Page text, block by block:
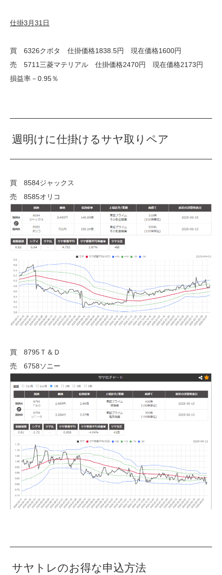
仕掛3月31日
買 6326クボタ 仕掛価格1838.5円 現在価格1600円
売 5711三菱マテリアル 仕掛価格2470円 現在価格2173円
損益率－0.95％
週明けに仕掛けるサヤ取りペア
買 8584ジャックス
売 8585オリコ
買 8795Ｔ＆Ｄ
売 6758ソニー
サヤトレのお得な申込方法